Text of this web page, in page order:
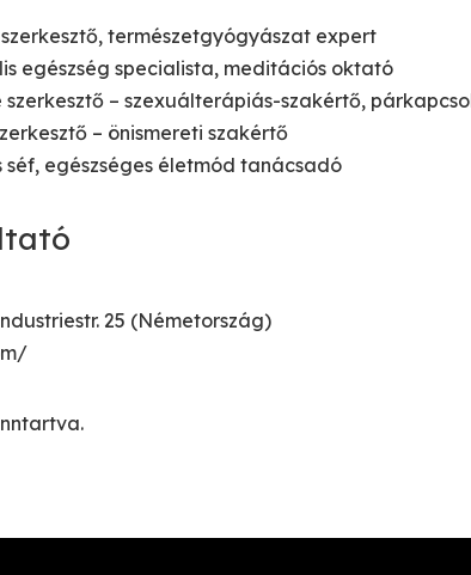
természetgyógyászat expert
egészség specialista, meditációs oktató
szerkesztő – szexuálterápiás-szakértő,
– önismereti szakértő
séf, egészséges életmód tanácsadó
25 (Németország)